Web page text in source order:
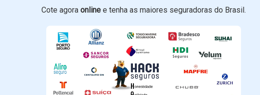
Cote agora online e tenha as maiores seguradoras do Brasil.